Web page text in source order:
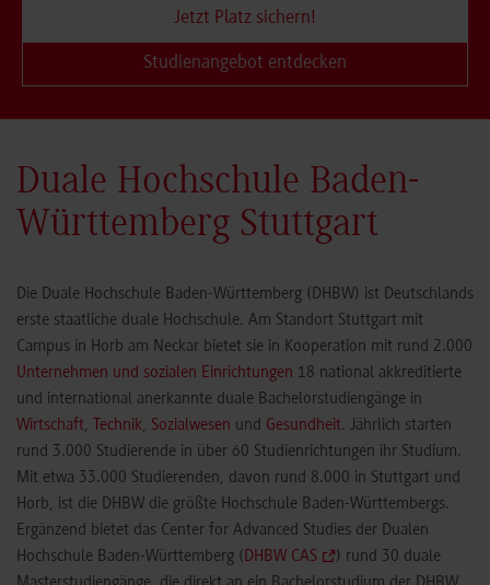
Jetzt Platz sichern!
Studienangebot entdecken
Duale Hochschule Baden-
Württemberg Stuttgart
Die Duale Hochschule Baden-Württemberg (DHBW) ist Deutschlands
erste staatliche duale Hochschule. Am Standort Stuttgart mit
Campus in Horb am Neckar bietet sie in Kooperation mit rund 2.000
Unternehmen und sozialen Einrichtungen 18 national akkreditierte
und international anerkannte duale Bachelorstudiengänge in
Wirtschaft, Technik, Sozialwesen und Gesundheit. Jährlich starten
rund 3.000 Studierende in über 60 Studienrichtungen ihr Studium.
Mit etwa 33.000 Studierenden, davon rund 8.000 in Stuttgart und
Horb, ist die DHBW die größte Hochschule Baden-Württembergs.
Ergänzend bietet das Center for Advanced Studies der Dualen
Hochschule Baden-Württemberg (DHBW CAS
) rund 30 duale